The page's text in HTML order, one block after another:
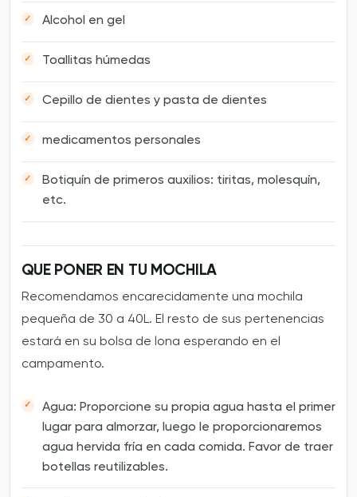
Alcohol en gel
Toallitas húmedas
Cepillo de dientes y pasta de dientes
medicamentos personales
Botiquín de primeros auxilios: tiritas, molesquín,
etc.
QUE PONER EN TU MOCHILA
Recomendamos encarecidamente una mochila
pequeña de 30 a 40L. El resto de sus pertenencias
estará en su bolsa de lona esperando en el
campamento.
Agua: Proporcione su propia agua hasta el primer
lugar para almorzar, luego le proporcionaremos
agua hervida fría en cada comida. Favor de traer
botellas reutilizables.